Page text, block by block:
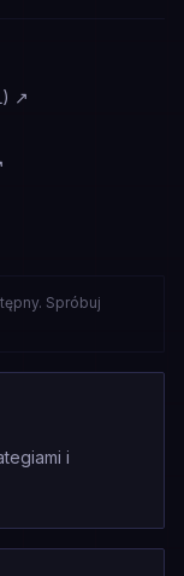
↗
Spróbuj
i